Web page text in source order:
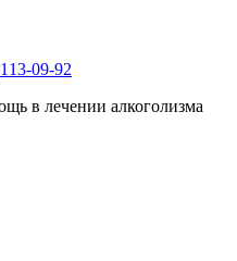
09-92
в лечении алкоголизма